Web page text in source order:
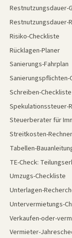
Restnutzungsdauer-
Restnutzungsdauer-
Risiko-Checkliste
Rücklagen-Planer
Sanierungs-Fahrplan
Sanierungspflichten-
Schreiben-Checkliste
Spekulationssteuer-
Steuerberater für
Streitkosten-Rechner
Tabellen-
TE-Check:
Umzugs-Checkliste
Unterlagen-
Untervermietungs-
Verkaufen-oder-
Vermieter-